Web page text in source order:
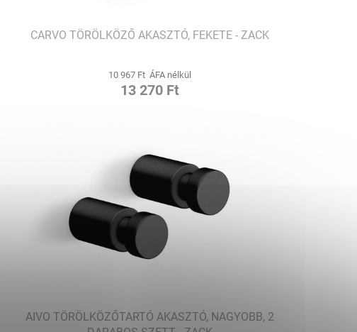
CARVO TÖRÖLKÖZŐ AKASZTÓ, FEKETE - ZACK
10 967 Ft ÁFA nélkül
13 270 Ft
AIVO TÖRÖLKÖZŐTARTÓ AKASZTÓ, NAGYOBB, 2